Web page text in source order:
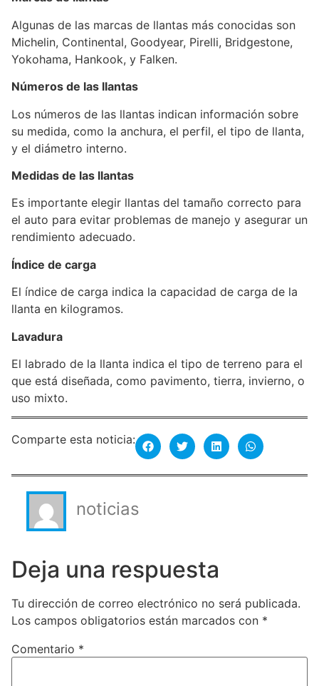
Algunas de las marcas de llantas más conocidas son
Michelin, Continental, Goodyear, Pirelli, Bridgestone,
Yokohama, Hankook, y Falken.
Números de las llantas
Los números de las llantas indican información sobre
su medida, como la anchura, el perfil, el tipo de llanta,
y el diámetro interno.
Medidas de las llantas
Es importante elegir llantas del tamaño correcto para
el auto para evitar problemas de manejo y asegurar un
rendimiento adecuado.
Índice de carga
El índice de carga indica la capacidad de carga de la
llanta en kilogramos.
Lavadura
El labrado de la llanta indica el tipo de terreno para el
que está diseñada, como pavimento, tierra, invierno, o
uso mixto.
Comparte esta noticia:
noticias
Deja una respuesta
Tu dirección de correo electrónico no será publicada.
Los campos obligatorios están marcados con *
Comentario *